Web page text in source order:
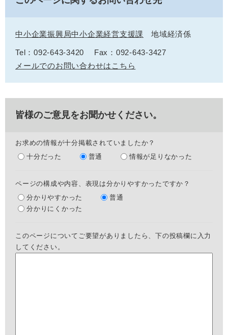
中小企業振興局中小企業経営支援課 地域経済係
Tel：092-643-3420
Fax：092-643-3427
メールでのお問い合わせはこちら
皆様のご意見をお聞かせください。
お求めの情報が十分掲載されていましたか？
十分だった
普通 情報が足りなかった
ページの構成や内容、表現は分かりやすかったですか？
分かりやすかった
普通
分かりにくかった
このページについてご要望がありましたら、下の投稿欄に入力
してください。